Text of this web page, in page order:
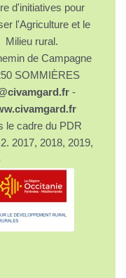
d'initiatives pour
l'Agriculture et le
Milieu rural.
de Campagne
SOMMIÈRES
-
le cadre du PDR
2017, 2018, 2019,